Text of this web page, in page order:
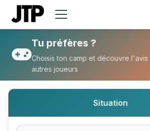
Tu préfères Etre
Tu préfères ?
Choisis ton camp et découvre l'avis
autres joueurs
Situation